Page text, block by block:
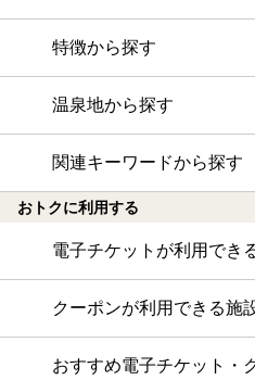
特徴から探す
温泉地から探す
関連キーワードから探す
おトクに利用する
電子チケットが利用でき
クーポンが利用できる施
おすすめ電子チケット・